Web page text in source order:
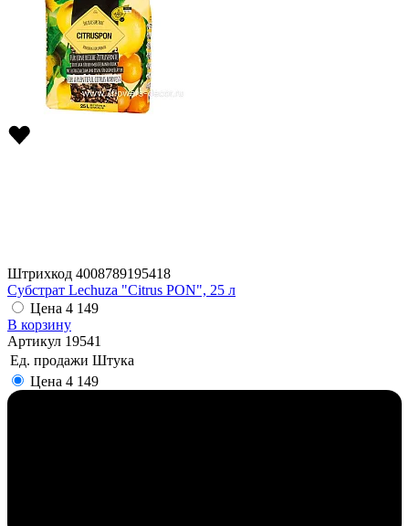
Штрихкод 4008789195418
Субстрат Lechuza "Citrus PON", 25 л
Цена 4 149
В корзину
Артикул 19541
Ед. продажи Штука
Цена 4 149